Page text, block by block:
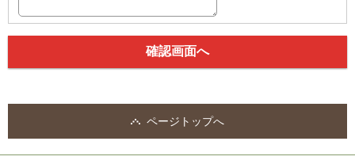
ページトップへ